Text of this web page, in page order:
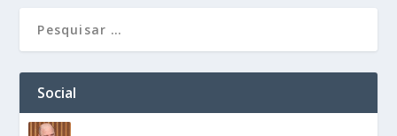
Social